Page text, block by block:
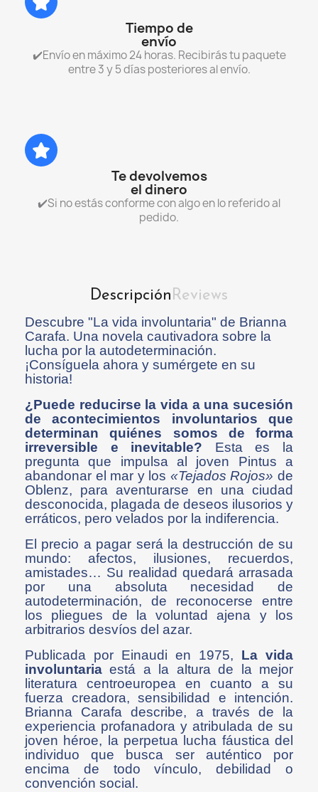
Tiempo de
envío
✔️Envío en máximo 24 horas. Recibirás tu paquete
entre 3 y 5 días posteriores al envío.
Te devolvemos
el dinero
✔️Si no estás conforme con algo en lo referido al
pedido.
DescripciónReviews
Descubre "La vida involuntaria" de Brianna
Carafa. Una novela cautivadora sobre la
lucha por la autodeterminación.
¡Consíguela ahora y sumérgete en su
historia!
¿Puede reducirse la vida a una sucesión
de acontecimientos involuntarios que
determinan quiénes somos de forma
irreversible e inevitable? Esta es la
pregunta que impulsa al joven Pintus a
abandonar el mar y los «Tejados Rojos» de
Oblenz, para aventurarse en una ciudad
desconocida, plagada de deseos ilusorios y
erráticos, pero velados por la indiferencia.
El precio a pagar será la destrucción de su
mundo: afectos, ilusiones, recuerdos,
amistades… Su realidad quedará arrasada
por una absoluta necesidad de
autodeterminación, de reconocerse entre
los pliegues de la voluntad ajena y los
arbitrarios desvíos del azar.
Publicada por Einaudi en 1975, La vida
involuntaria está a la altura de la mejor
literatura centroeuropea en cuanto a su
fuerza creadora, sensibilidad e intención.
Brianna Carafa describe, a través de la
experiencia profanadora y atribulada de su
joven héroe, la perpetua lucha fáustica del
individuo que busca ser auténtico por
encima de todo vínculo, debilidad o
convención social.